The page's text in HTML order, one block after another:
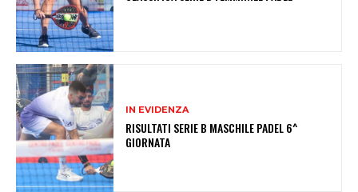
IN EVIDENZA
RISULTATI SERIE B MASCHILE PADEL 6^
GIORNATA